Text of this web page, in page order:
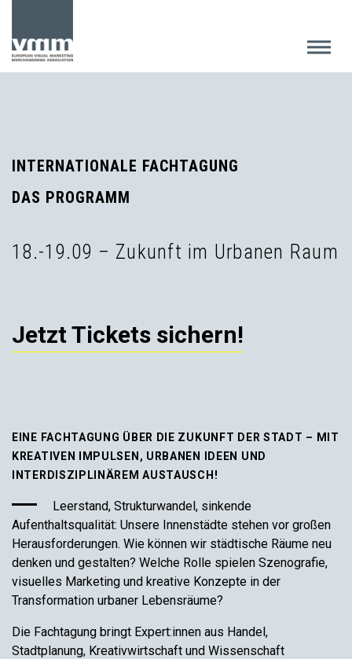
INTERNATIONALE FACHTAGUNG
DAS PROGRAMM
18.-19.09 – Zukunft im Urbanen Raum
Jetzt Tickets sichern!
EINE FACHTAGUNG ÜBER DIE ZUKUNFT DER STADT – MIT
KREATIVEN IMPULSEN, URBANEN IDEEN UND
INTERDISZIPLINÄREM AUSTAUSCH!
Leerstand, Strukturwandel, sinkende
Aufenthaltsqualität: Unsere Innenstädte stehen vor großen
Herausforderungen. Wie können wir städtische Räume neu
denken und gestalten? Welche Rolle spielen Szenografie,
visuelles Marketing und kreative Konzepte in der
Transformation urbaner Lebensräume?
Die Fachtagung bringt Expert:innen aus Handel,
Stadtplanung, Kreativwirtschaft und Wissenschaft